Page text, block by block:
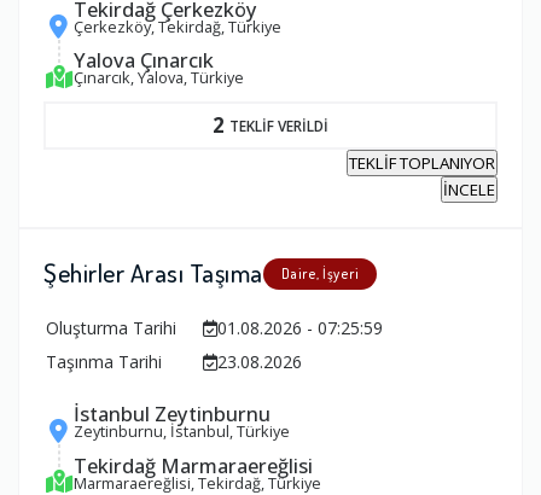
Tekirdağ Çerkezköy
Çerkezköy, Tekirdağ, Türkiye
Yalova Çınarcık
Çınarcık, Yalova, Türkiye
2 TEKLİF VERİLDİ
TEKLİF TOPLANIYOR
İNCELE
Şehirler Arası Taşıma Daire, İşyeri
Oluşturma Tarihi
01.08.2026 - 07:25:59
Taşınma Tarihi
23.08.2026
İstanbul Zeytinburnu
Zeytinburnu, İstanbul, Türkiye
Tekirdağ Marmaraereğlisi
Marmaraereğlisi, Tekirdağ, Türkiye